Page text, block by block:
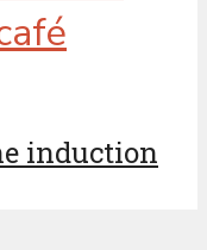
induction